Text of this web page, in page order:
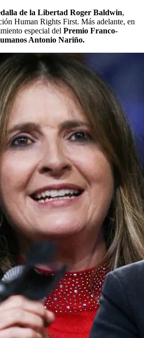
de la Libertad Roger Baldwin,
Human Rights First. Más adelante, en
especial del Premio Franco-
Antonio Nariño.